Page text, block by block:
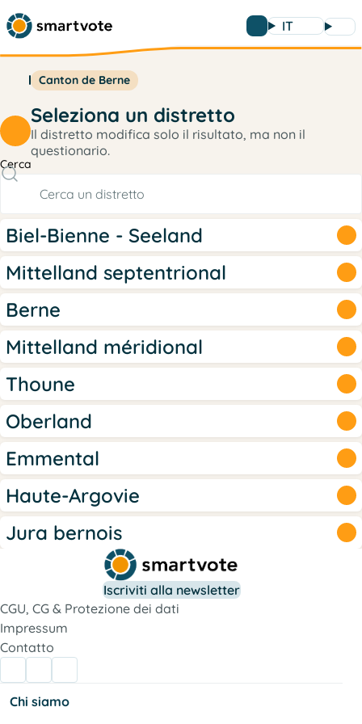
IT
Canton de Berne
Seleziona un distretto
Il distretto modifica solo il risultato, ma non il
questionario.
Cerca
Biel-Bienne - Seeland
Mittelland septentrional
Berne
Mittelland méridional
Thoune
Oberland
Emmental
Haute-Argovie
Jura bernois
Iscriviti alla newsletter
CGU, CG & Protezione dei dati
Impressum
Contatto
Chi siamo